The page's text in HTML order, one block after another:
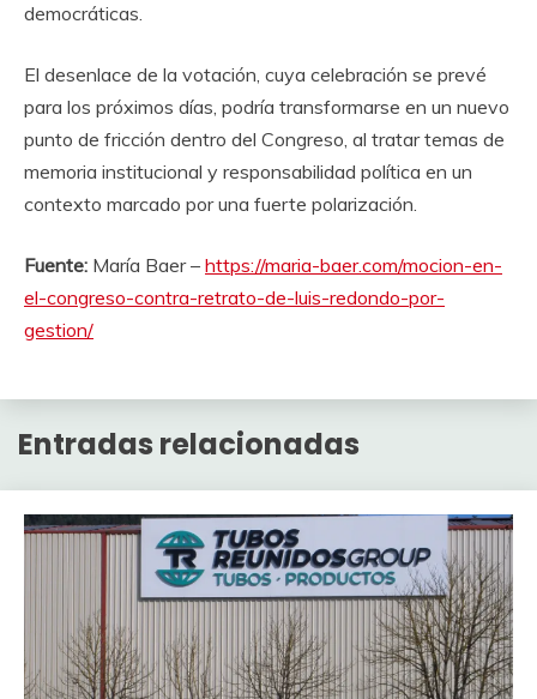
democráticas.
El desenlace de la votación, cuya celebración se prevé
para los próximos días, podría transformarse en un nuevo
punto de fricción dentro del Congreso, al tratar temas de
memoria institucional y responsabilidad política en un
contexto marcado por una fuerte polarización.
Fuente: María Baer – https://maria-baer.com/mocion-en-
el-congreso-contra-retrato-de-luis-redondo-por-
gestion/
Entradas relacionadas